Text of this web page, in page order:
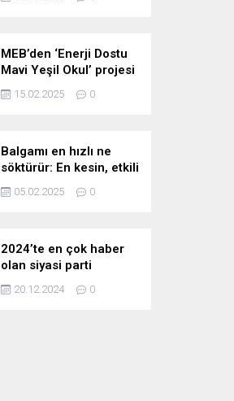
MEB’den ‘Enerji Dostu
Mavi Yeşil Okul’ projesi
15.02.2025 0
Balgamı en hızlı ne
söktürür: En kesin, etkili
ve çabuk balgam
söktürücü kür!
05.02.2025 0
2024’te en çok haber
olan siyasi parti
liderleri! Zirvedeki isim
fark attı
20.12.2024 0